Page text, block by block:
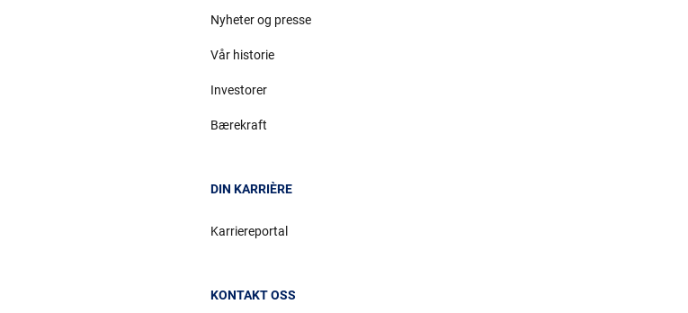
Nyheter og presse
Vår historie
Investorer
Bærekraft
DIN KARRIÈRE
Karriereportal
KONTAKT OSS